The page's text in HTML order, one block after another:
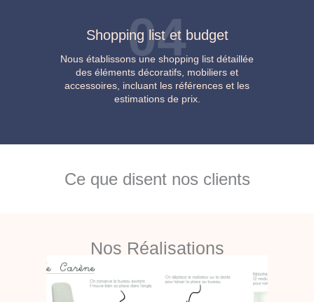
04
Shopping list et budget
Nous établissons une shopping list détaillée
des éléments décoratifs, mobiliers et
accessoires, incluant les références et les
estimations de prix.
Ce que disent nos clients
Nos Réalisations